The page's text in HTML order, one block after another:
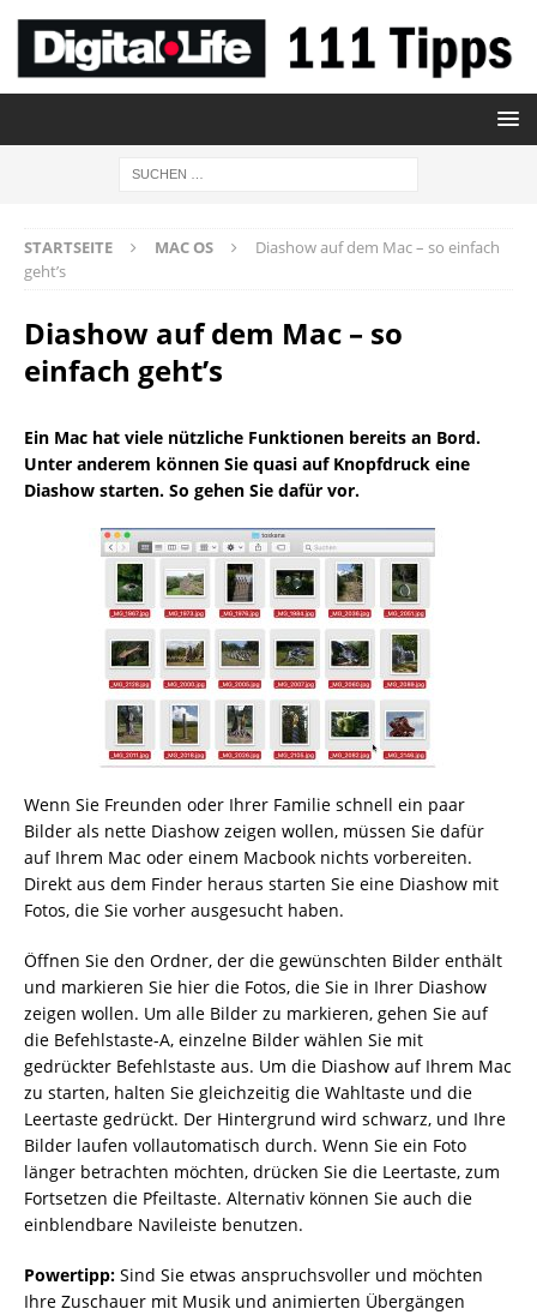
STARTSEITE MAC OS
Diashow auf dem Mac – so einfach
geht’s
Diashow auf dem Mac – so
einfach geht’s
Ein Mac hat viele nützliche Funktionen bereits an Bord.
Unter anderem können Sie quasi auf Knopfdruck eine
Diashow starten. So gehen Sie dafür vor.
Wenn Sie Freunden oder Ihrer Familie schnell ein paar
Bilder als nette Diashow zeigen wollen, müssen Sie dafür
auf Ihrem Mac oder einem Macbook nichts vorbereiten.
Direkt aus dem Finder heraus starten Sie eine Diashow mit
Fotos, die Sie vorher ausgesucht haben.
Öffnen Sie den Ordner, der die gewünschten Bilder enthält
und markieren Sie hier die Fotos, die Sie in Ihrer Diashow
zeigen wollen. Um alle Bilder zu markieren, gehen Sie auf
die Befehlstaste-A, einzelne Bilder wählen Sie mit
gedrückter Befehlstaste aus. Um die Diashow auf Ihrem Mac
zu starten, halten Sie gleichzeitig die Wahltaste und die
Leertaste gedrückt. Der Hintergrund wird schwarz, und Ihre
Bilder laufen vollautomatisch durch. Wenn Sie ein Foto
länger betrachten möchten, drücken Sie die Leertaste, zum
Fortsetzen die Pfeiltaste. Alternativ können Sie auch die
einblendbare Navileiste benutzen.
Powertipp: Sind Sie etwas anspruchsvoller und möchten
Ihre Zuschauer mit Musik und animierten Übergängen